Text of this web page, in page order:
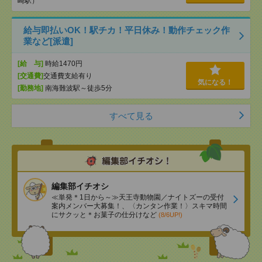
給与即払いOK！駅チカ！平日休み！動作チェック作
業など[派遣]
[給 与] 時給1470円
[交通費]交通費支給有り
[勤務地] 南海難波駅～徒歩5分
気になる！
すべて見る
編集部イチオシ
≪単発＊1日から～≫天王寺動物園／ナイトズーの受付
案内メンバー大募集！、〈カンタン作業！〉スキマ時間
にサクッと＊お菓子の仕分けなど (8/6UP!)